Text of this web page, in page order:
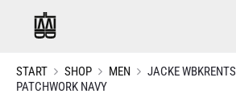
START SHOP MEN
JACKE WBKRENTS
PATCHWORK NAVY